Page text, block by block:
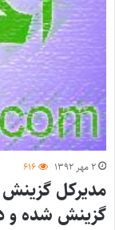
۲ مهر ۱۳۹۲ ۶۱۶
گزینش شده و